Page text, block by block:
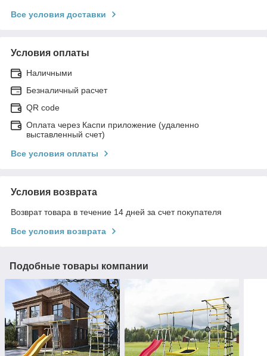
Все условия доставки
Условия оплаты
Наличными
Безналичный расчет
QR code
Оплата через Каспи приложение (удаленно
выставленный счет)
Все условия оплаты
Условия возврата
Возврат товара в течение 14 дней за счет покупателя
Все условия возврата
Подобные товары компании